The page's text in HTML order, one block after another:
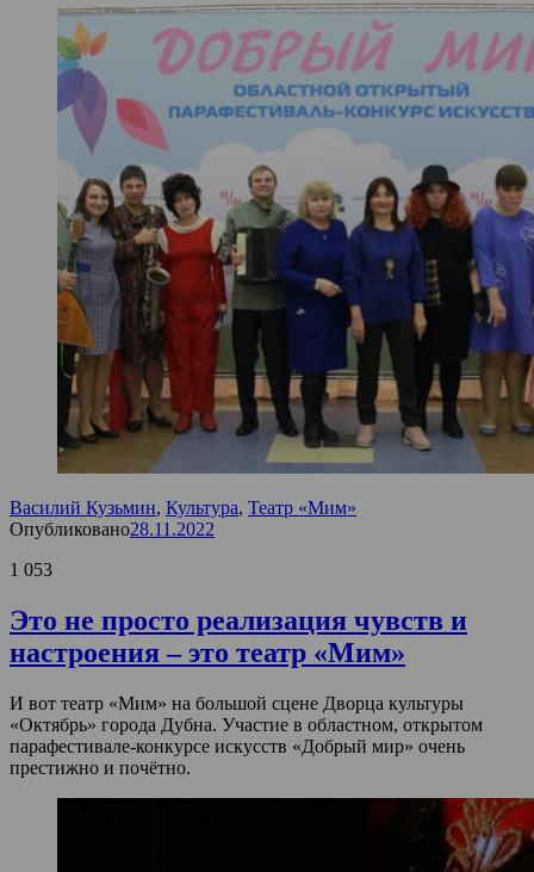
Василий Кузьмин, Культура, Театр «Мим»
Опубликовано28.11.2022
1 053
Это не просто реализация чувств и
настроения – это театр «Мим»
И вот театр «Мим» на большой сцене Дворца культуры
«Октябрь» города Дубна. Участие в областном, открытом
парафестивале-конкурсе искусств «Добрый мир» очень
престижно и почётно.